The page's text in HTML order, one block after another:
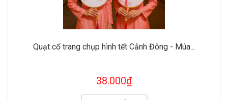
Quạt cổ trang chụp hình tết Cảnh Đông - Múa...
38.000₫